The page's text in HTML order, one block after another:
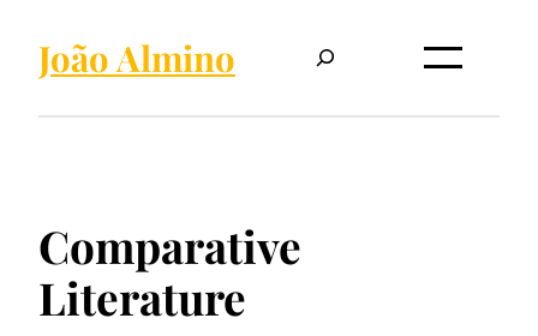
João Almino
Comparative
Literature